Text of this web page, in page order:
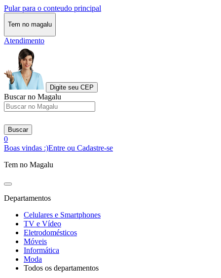
Pular para o conteudo principal
Tem no magalu
Atendimento
Digite seu CEP
Buscar no Magalu
Buscar
0
Boas vindas :)Entre ou Cadastre-se
Tem no Magalu
Departamentos
Celulares e Smartphones
TV e Vídeo
Eletrodomésticos
Móveis
Informática
Moda
Todos os departamentos